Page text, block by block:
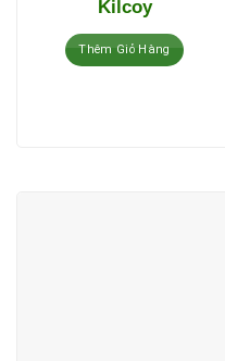
Kilcoy
Thêm Giỏ Hàng